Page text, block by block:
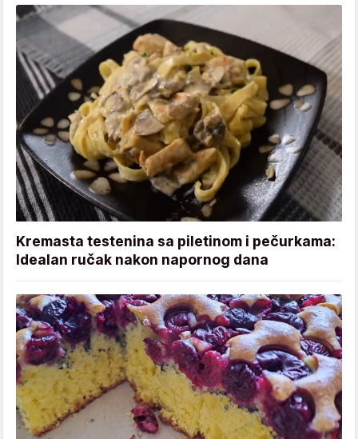
Kremasta testenina sa piletinom i pečurkama:
Idealan ručak nakon napornog dana